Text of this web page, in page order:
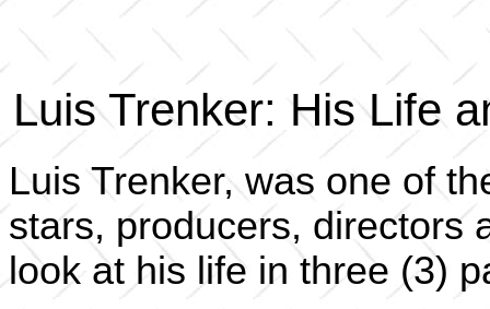
Luis Trenker: His Life
Luis Trenker, was one of
stars, producers, directors
look at his life in three (3)